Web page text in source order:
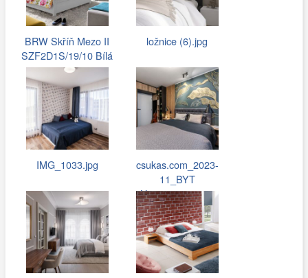
BRW Skříň Mezo II
SZF2D1S/19/10 Bílá
ložnice (6).jpg
IMG_1033.jpg
csukas.com_2023-
11_BYT
Hostivar_054.jpg